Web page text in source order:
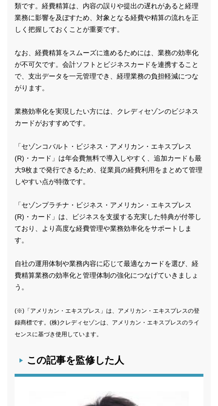
類です。経費精算は、内容の誤りや提出の遅れがあると経理
業務に影響を及ぼすため、対象となる経費や精算の流れを正
しく把握しておくことが重要です。
なお、経費精算をスムーズに進めるためには、業務の効率化
が不可欠です。会計ソフトとビジネスカードを連携すること
で、支出データを一元管理でき、経理業務の負担軽減につな
がります。
業務効率化を実現したい方には、クレディセゾンのビジネス
カードがおすすめです。
「セゾンコバルト・ビジネス・アメリカン・エキスプレス
(R)・カード」は年会費無料で導入しやすく、追加カードも最
大9枚まで発行できるため、従業員の経費利用をまとめて管理
しやすい点が特徴です。
「セゾンプラチナ・ビジネス・アメリカン・エキスプレス
(R)・カード」は、ビジネスを支援する充実した特典が付帯し
ており、より高度な経費管理や業務効率化をサポートしま
す。
自社の運用体制や業務内容に応じて最適なカードを選び、経
費精算業務の効率化と管理体制の強化につなげていきましょ
う。
(※)「アメリカン・エキスプレス」は、アメリカン・エキスプレスの登
録商標です。(株)クレディセゾンは、アメリカン・エキスプレスのライ
センスに基づき使用しています。
この記事を監修した人